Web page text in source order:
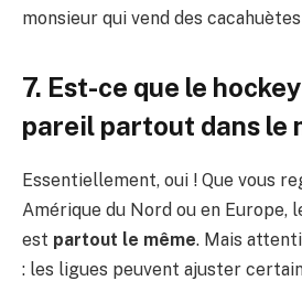
monsieur qui vend des
7. Est-ce que le
pareil partout dans le
Essentiellement, oui ! Que vous
Amérique du Nord ou en Europe,
est partout le même. Mais
: les ligues peuvent ajuster